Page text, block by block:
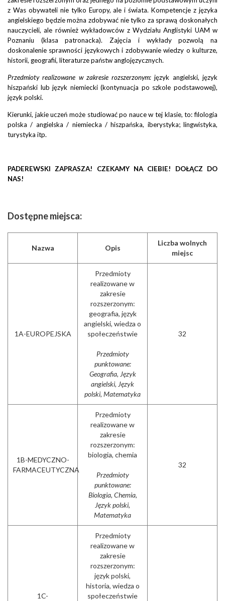
z Was obywateli nie tylko Europy, ale i świata. Kompetencje z języka
angielskiego będzie można zdobywać nie tylko za sprawą doskonałych
nauczycieli, ale również wykładowców z Wydziału Anglistyki UAM w
Poznaniu (klasa patronacka). Zajęcia i wykłady pozwolą na
doskonalenie sprawności językowych i zdobywanie wiedzy o kulturze,
historii, geografii, literaturze państw anglojęzycznych.
Przedmioty realizowane w zakresie rozszerzonym:język angielski, język
hiszpański lub język niemiecki (kontynuacja po szkole podstawowej),
język polski.
Kierunki, jakie uczeń może studiować po nauce w tej klasie, to: filologia
polska / angielska / niemiecka / hiszpańska, iberystyka; lingwistyka,
turystyka itp.
PADEREWSKI ZAPRASZA! CZEKAMY NA CIEBIE! DOŁĄCZ DO
NAS!
Dostępne miejsca:
Nazwa Opis
Liczba wolnych
miejsc
1A-EUROPEJSKA
Przedmioty
realizowane w
zakresie
rozszerzonym:
geografia, język
angielski, wiedza o
społeczeństwie
Przedmioty
punktowane:
Geografia, Język
angielski, Język
polski, Matematyka
32
1B-MEDYCZNO-
FARMACEUTYCZNA
Przedmioty
realizowane w
zakresie
rozszerzonym:
biologia, chemia
Przedmioty
punktowane:
Biologia, Chemia,
Język polski,
Matematyka
32
1C-
Przedmioty
realizowane w
zakresie
rozszerzonym:
język polski,
historia, wiedza o
społeczeństwie